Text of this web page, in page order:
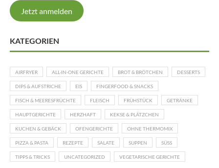
Jetzt anmelden
KATEGORIEN
AIRFRYER ALL-IN-ONE GERICHTE BROT & BRÖTCHEN DESSERTS
DIPS & AUFSTRICHE EIS FINGERFOOD & SNACKS
FISCH & MEERESFRÜCHTE FLEISCH FRÜHSTÜCK GETRÄNKE
HAUPTGERICHTE HERZHAFT KEKSE & PLÄTZCHEN
KUCHEN & GEBÄCK OFENGERICHTE OHNE THERMOMIX
PIZZA & PASTA REZEPTE SALATE SUPPEN SÜSS
TIPPS & TRICKS UNCATEGORIZED VEGETARISCHE GERICHTE